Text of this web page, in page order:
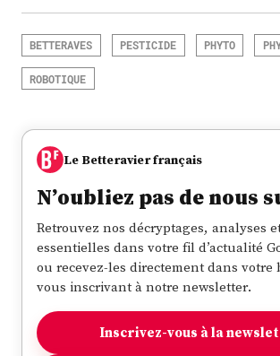
BETTERAVES PESTICIDE PHYTO
ROBOTIQUE
Le Betteravier français
N’oubliez pas de nous
Retrouvez nos décryptages, analyses
essentielles dans votre fil d’actualité
ou recevez-les directement dans votre
vous inscrivant à notre newsletter.
Inscrivez-vous à la